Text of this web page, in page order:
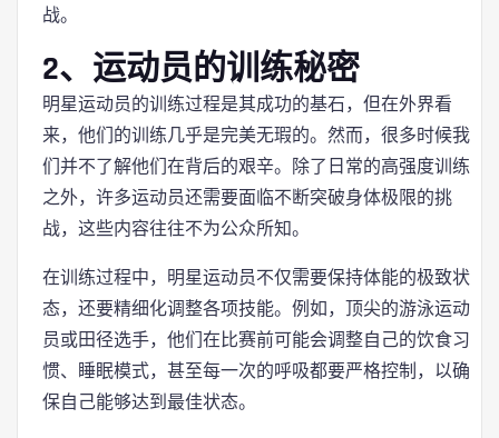
战。
2、运动员的训练秘密
明星运动员的训练过程是其成功的基石，但在外界看
来，他们的训练几乎是完美无瑕的。然而，很多时候我
们并不了解他们在背后的艰辛。除了日常的高强度训练
之外，许多运动员还需要面临不断突破身体极限的挑
战，这些内容往往不为公众所知。
在训练过程中，明星运动员不仅需要保持体能的极致状
态，还要精细化调整各项技能。例如，顶尖的游泳运动
员或田径选手，他们在比赛前可能会调整自己的饮食习
惯、睡眠模式，甚至每一次的呼吸都要严格控制，以确
保自己能够达到最佳状态。